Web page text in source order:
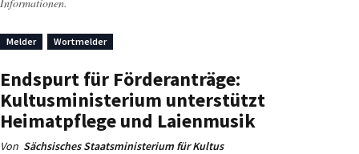
Melder Wortmelder
Endspurt für Förderanträge:
Kultusministerium unterstützt
Heimatpflege und Laienmusik
Von Sächsisches Staatsministerium für Kultus